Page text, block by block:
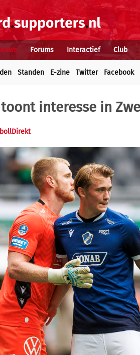
Forums Interactief Club
Standen E-zine Twitter Facebook
interesse in